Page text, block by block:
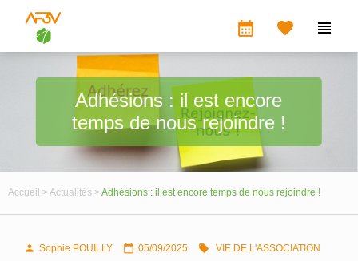
calendar_month  
Adhésions : il est encore
temps de nous rejoindre !
Accueil > Actualités > Adhésions : il est encore temps de nous rejoindre !
 Sophie POUILLY  05/09/2025  VIE DE L'ASSOCIATION